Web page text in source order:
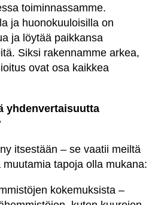
toiminnassamme.
ja huonokuuloisilla on
ja löytää paikkansa
Siksi rakennamme arkea,
ovat osa kaikkea
yhdenvertaisuutta
itsestään – se vaatii meiltä
tapoja olla mukana:
kokemuksista –